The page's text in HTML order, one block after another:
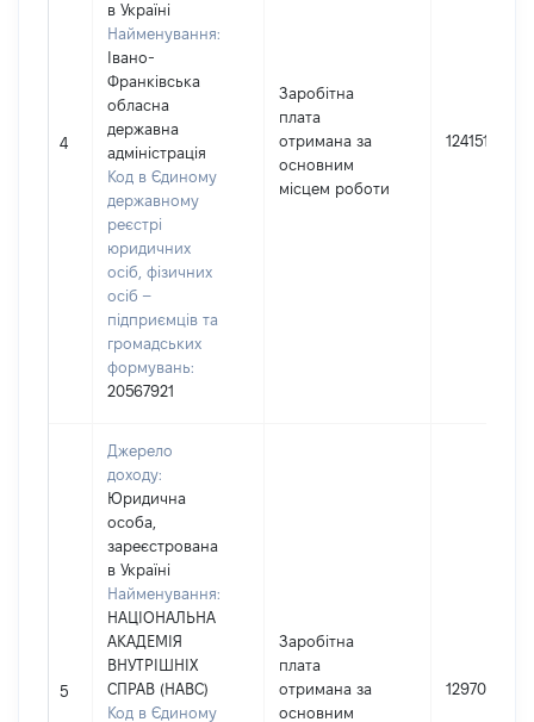
4
в Україні
Найменування:
Івано-
Франківська
обласна
державна
адміністрація
Код в Єдиному
державному
реєстрі
юридичних
осіб, фізичних
осіб –
підприємців та
громадських
формувань:
20567921
Заробітна
плата
отримана за
основним
місцем роботи
124151
5
Джерело
доходу:
Юридична
особа,
зареєстрована
в Україні
Найменування:
НАЦІОНАЛЬНА
АКАДЕМІЯ
ВНУТРІШНІХ
СПРАВ (НАВС)
Код в Єдиному
Заробітна
плата
отримана за
основним
129703